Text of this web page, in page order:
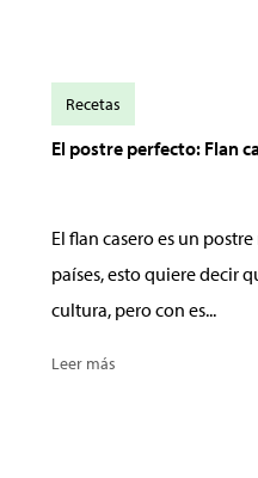
El postre perfecto: Flan
El flan casero es un
países, esto quiere decir
cultura, pero con es...
Leer más
Recetas